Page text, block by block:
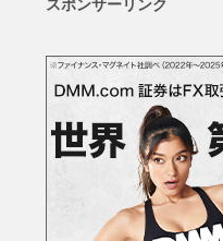
スポンサーリンク